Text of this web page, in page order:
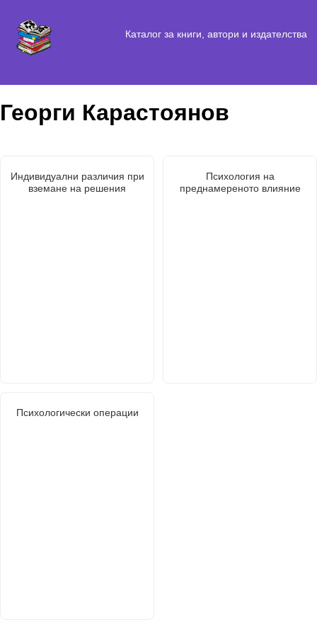
Каталог за книги, автори и издателства
Георги Карастоянов
Индивидуални различия при
вземане на решения
Психология на
преднамереното влияние
Психологически операции